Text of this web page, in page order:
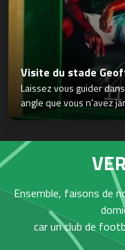
Visite du stade
Laissez vous guider
angle que vous n’avez
Ensemble, faisons de
car un club de